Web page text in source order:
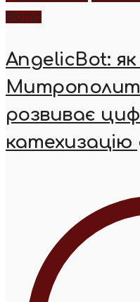
Фото
AngelicBot:
розвиває
катехизацію